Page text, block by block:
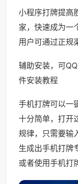
小程序打牌提高
家，快速成为一
用户可通过正规
辅助安装，可
件安装教程
手机打牌可以一
十分简单，打开
规律，只需要输
生成出手机打牌
或者使用手机打